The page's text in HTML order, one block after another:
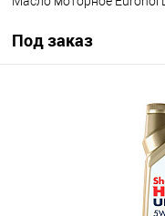
Под заказ